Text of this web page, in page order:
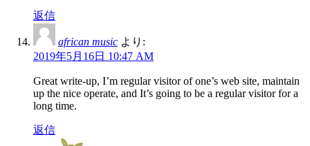
返信
african music より:
2019年5月16日 10:47 AM
Great write-up, I’m regular visitor of one’s web site, maintain
up the nice operate, and It’s going to be a regular visitor for a
long time.
返信